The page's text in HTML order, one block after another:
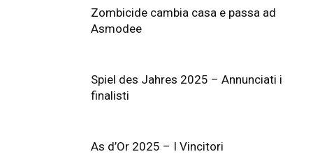
Zombicide cambia casa e passa ad
Asmodee
Spiel des Jahres 2025 – Annunciati i
finalisti
As d’Or 2025 – I Vincitori